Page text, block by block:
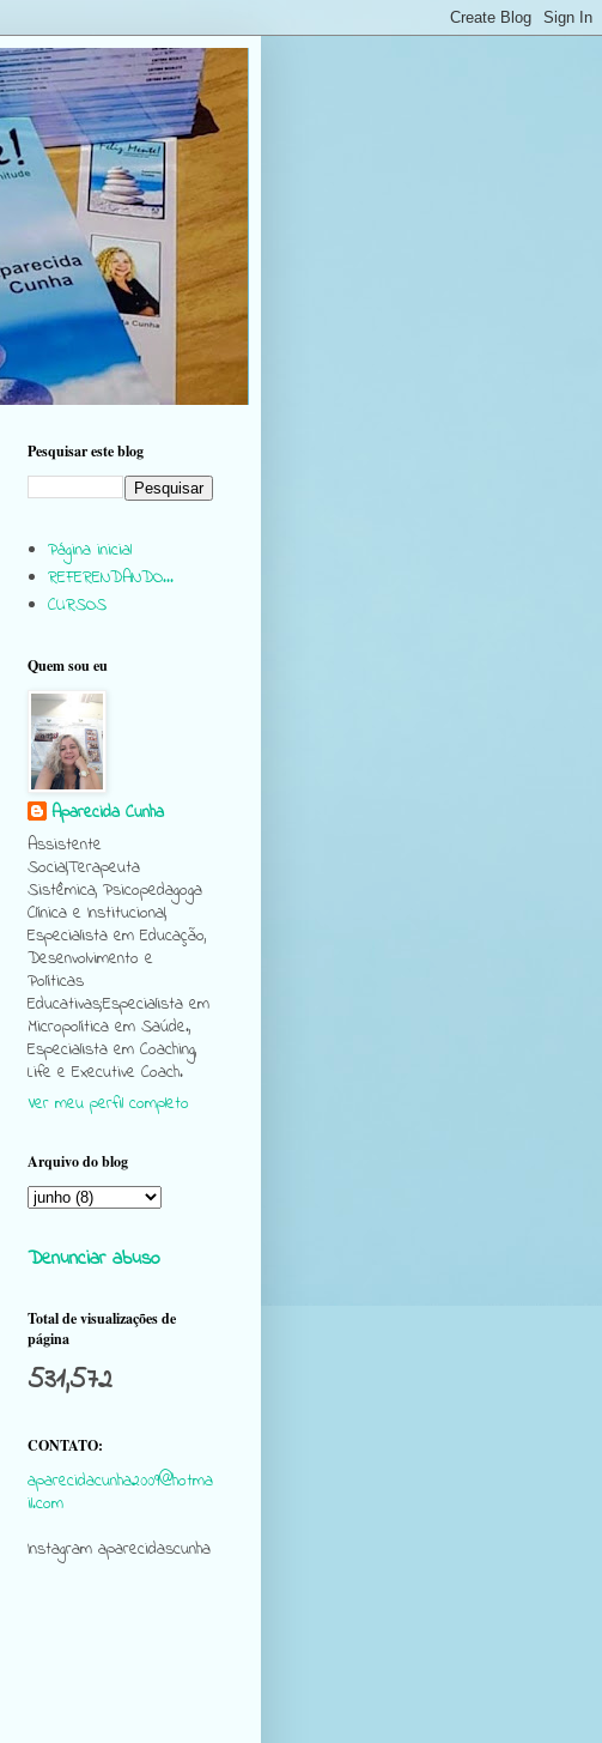
Pesquisar este blog
Página inicial
REFERENDANDO...
CURSOS
Quem sou eu
Aparecida Cunha
Assistente
Social,Terapeuta
Sistêmica, Psicopedagoga
Clínica e Institucional,
Especialista em Educação,
Desenvolvimento e
Políticas
Educativas;Especialista em
Micropolítica em Saúde.,
Especialista em Coaching,
Life e Executive Coach.
Ver meu perfil completo
Arquivo do blog
Denunciar abuso
Total de visualizações de
página
531,572
CONTATO:
aparecidacunha2009@hotma
il.com
Instagram aparecidascunha